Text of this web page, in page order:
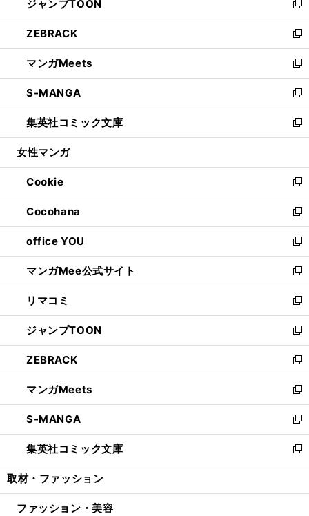
く
で
開
く
ド
ウ
で
開
く
ィ
ン
ド
ウ
で
開
く
い
ウ
ィ
ン
ド
ウ
で
開
く
ジャンプTOON
新
し
い
ウ
ィ
ン
ド
ウ
で
開
ZEBRACK
新
し
い
ウ
ィ
ン
ド
ウ
開
く
マンガMeets
新
し
い
ウ
ィ
ン
ウ
で
開
く
S-MANGA
新
し
い
ウ
ン
ド
ウ
で
開
く
集英社コミック文庫
新
し
ウ
ィ
ン
ド
ウ
で
開
く
女性マンガ
Cookie
新
し
い
ウ
ィ
ン
ド
ウ
で
開
く
Cocohana
新
し
い
ウ
ィ
ン
ド
ウ
で
開
く
office YOU
新
し
い
ウ
ィ
ン
ド
ウ
で
開
く
マンガMee公式サイト
新
し
い
ウ
ィ
ン
ド
ウ
で
開
く
リマコミ
新
し
い
ウ
ィ
ン
ド
ウ
で
開
く
ジャンプTOON
新
し
い
ウ
ィ
ン
ド
ウ
で
開
ZEBRACK
新
し
い
ウ
ィ
ン
ド
ウ
開
マンガMeets
新
し
い
ウ
ィ
ン
ウ
S-MANGA
新
し
い
ウ
ン
集英社コミック文庫
新
し
ウ
取材・ファッション
ファッション・美容